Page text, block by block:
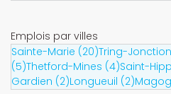
Emplois par villes
Sainte-Marie (20)Tring-Jonction
(5)Thetford-Mines (4)Saint-
Gardien (2)Longueuil (2)